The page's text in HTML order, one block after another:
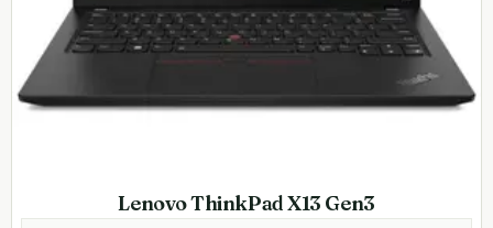
Lenovo ThinkPad X13 Gen3